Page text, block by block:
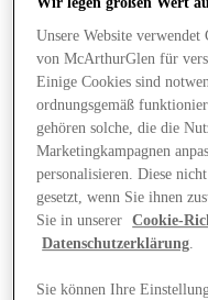
Wir legen großen Wert
Unsere Website
von McArthurGlen für
Einige Cookies sind
ordnungsgemäß
gehören solche, die die
Marketingkampagnen
personalisieren. Diese
gesetzt, wenn Sie ihnen
Sie in unserer
Cookie-
Datenschutzerklärung.
Sie können Ihre